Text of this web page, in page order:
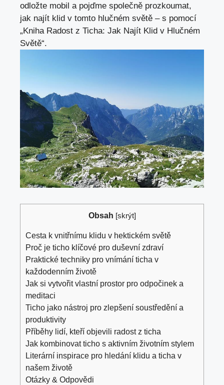
odložte mobil a pojďme společně prozkoumat,
jak najít ‍klid v tomto hlučném světě –‍ s pomocí
„Kniha Radost z Ticha: Jak Najít Klid v Hlučném
Světě“.
Obsah [skrýt]
Cesta k ​vnitřnímu klidu v hektickém světě
Proč je ticho⁢ klíčové ‌pro duševní zdraví
Praktické techniky ⁤pro vnímání ticha v
každodenním ⁣životě
Jak si vytvořit vlastní prostor pro odpočinek a
meditaci
Ticho jako nástroj pro‌ zlepšení soustředění a
‍produktivity
Příběhy lidí, kteří ​objevili‍ radost z ticha
Jak kombinovat ⁢ticho s aktivním životním⁣ stylem
Literární inspirace pro hledání klidu a ticha v
našem životě
Otázky & Odpovědi